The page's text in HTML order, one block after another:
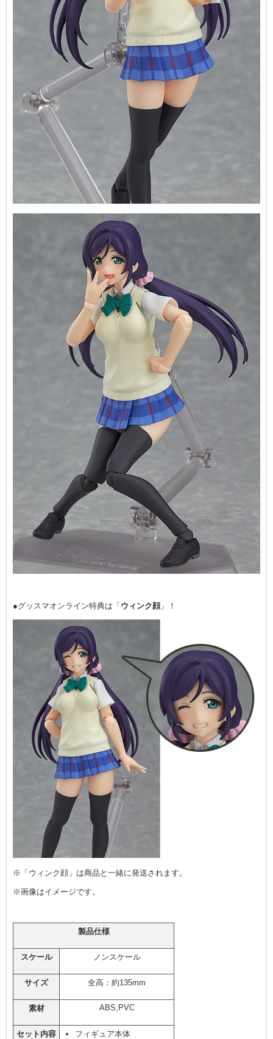
●グッスマオンライン特典は「ウィンク顔」！
※「ウィンク顔」は商品と一緒に発送されます。
※画像はイメージです。
製品仕様
スケール ノンスケール
サイズ 全高：約135mm
素材 ABS,PVC
セット内容
フィギュア本体